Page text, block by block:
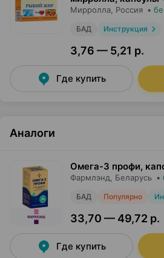
Мирролла, Россия •
БАД Инструкция
3,76 — 5,21 р.
Где купить
Аналоги
Омега-3 профи,
Фармлэнд, Беларусь •
БАД Популярно
33,70 — 49,72 р.
Где купить